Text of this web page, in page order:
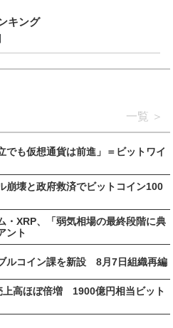
キング
一覧
でも仮想通貨は前進」＝ビットワイ
崩壊と政府救済でビットコイン100
・XRP、「弱気相場の最終段階に典
ント
ルコイン課を新設 8月7日組織再編
上高ほぼ倍増 1900億円相当ビット